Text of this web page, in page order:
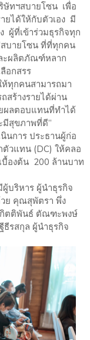
ษัทฯสบายโซน เพื่อ
ยได้ให้กับตัวเอง มี
ผู้ที่เข้าร่วมธุรกิจทุก
บายโซน ที่ที่ทุกคน
ะผลิตภัณฑ์หลาก
อกสรร
ห้ทุกคนสามารถมา
สร้างรายได้ผ่าน
ผลตอบแทนที่ทำได้
มีสุขภาพที่ดี”
นการ ประธานผู้ก่อ
ตัวแทน (DC) ให้คลอ
บื้องต้น 200 ล้านบาท
บริหาร ผู้นำธุรกิจ
ย คุณสุพัตรา พึ่ง
กิตติพันธ์ ตัณฑะพงษ์
รสกุล ผู้นำธุรกิจ